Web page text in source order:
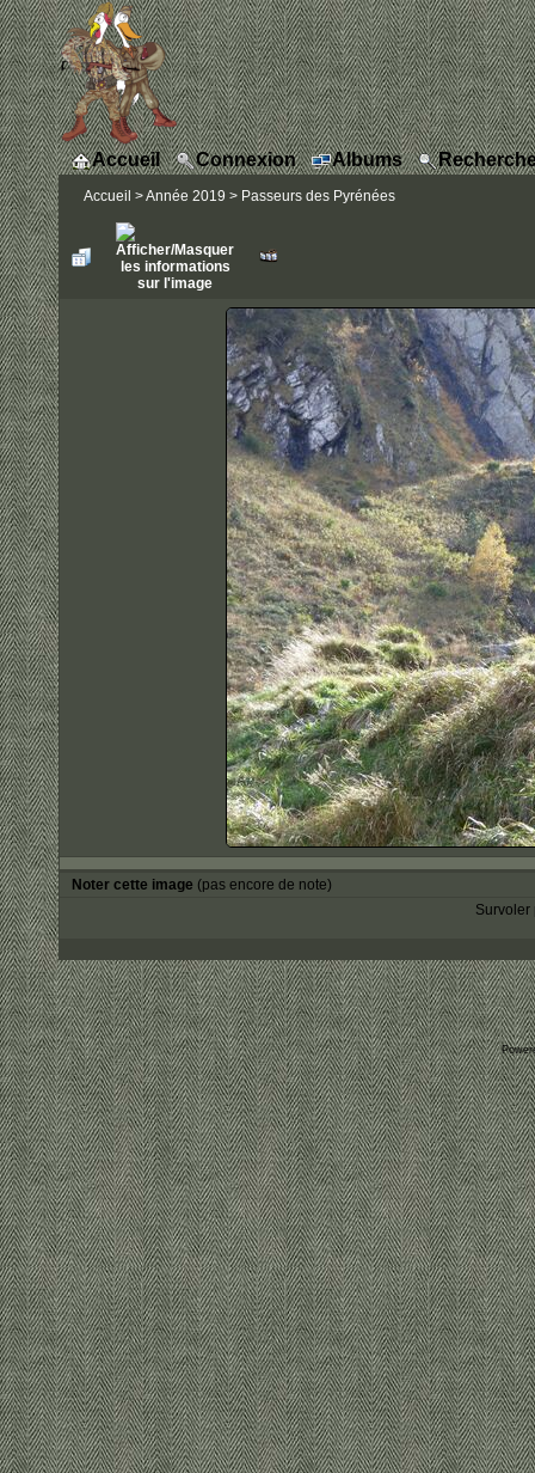
Accueil Connexion Albums
Accueil >Année 2019 > Passeurs des Pyrénées
Noter cette image (pas encore de note)
Survoler